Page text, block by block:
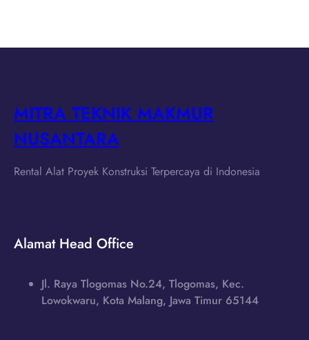
MITRA TEKNIK MAKMUR
NUSANTARA
Rental Alat Proyek Konstruksi Terpercaya di Indonesia
Alamat Head Office
Jl. Raya Tlogomas No.24, Tlogomas, Kec.
Lowokwaru, Kota Malang, Jawa Timur 65144